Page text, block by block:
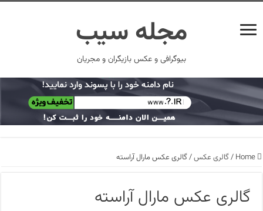
مجله سیب
بیوگرافی و عکس بازیگران و مجریان
Home
/گالری عکس/گالری عکس مارال آراسته
گالری عکس مارال آراسته